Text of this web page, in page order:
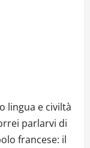
lingua e civiltà
parlarvi di
francese: il